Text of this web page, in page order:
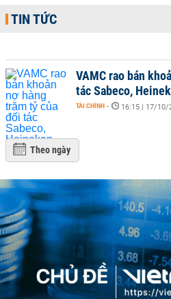
TIN TỨC
VAMC rao bán
tác Sabeco,
TÀI CHÍNH - 16:15 | 17/10/
Theo ngày